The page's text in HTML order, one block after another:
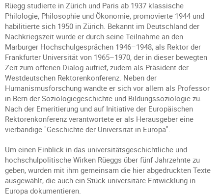
Rüegg studierte in Zürich und Paris ab 1937 klassische
Philologie, Philosophie und Ökonomie, promovierte 1944 und
habilitierte sich 1950 in Zürich. Bekannt im Deutschland der
Nachkriegszeit wurde er durch seine Teilnahme an den
Marburger Hochschulgesprächen 1946–1948, als Rektor der
Frankfurter Universität von 1965–1970, der in dieser bewegten
Zeit zum offenen Dialog aufrief, zudem als Präsident der
Westdeutschen Rektorenkonferenz. Neben der
Humanismusforschung wandte er sich vor allem als Professor
in Bern der Soziologiegeschichte und Bildungssoziologie zu.
Nach der Emeritierung und auf Initiative der Europäischen
Rektorenkonferenz verantwortete er als Herausgeber eine
vierbändige "Geschichte der Universität in Europa".
Um einen Einblick in das universitätsgeschichtliche und
hochschulpolitische Wirken Rüeggs über fünf Jahrzehnte zu
geben, wurden mit ihm gemeinsam die hier abgedruckten Texte
ausgewählt, die auch ein Stück universitäre Entwicklung in
Europa dokumentieren.